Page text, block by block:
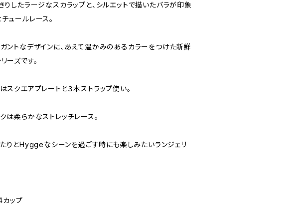
りしたラージなスカラップと、シルエットで描いたバラが印象
ュールレース。
ントなデザインに、あえて温かみのあるカラーをつけた新鮮
ーズです。
スクエアプレートと３本ストラップ使い。
は柔らかなストレッチレース。
たりとHyggeなシーンを過ごす時にも楽しみたいランジェリ
カップ